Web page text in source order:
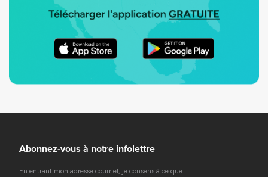
Abonnez-vous à notre infolettre
En entrant mon adresse courriel, je consens à ce que